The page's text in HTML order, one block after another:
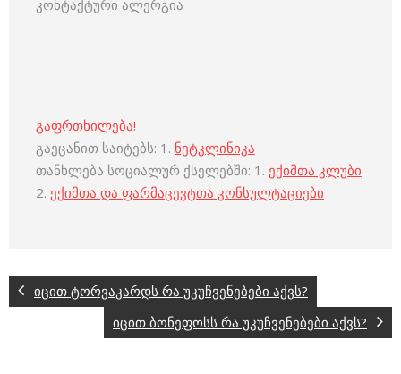
კონტაქტური ალერგია
გაფრთხილება!
გაეცანით საიტებს: 1. ნეტკლინიკა
თანხლება სოციალურ ქსელებში: 1. ექიმთა კლუბი
2. ექიმთა და ფარმაცევტთა კონსულტაციები
იცით ტორვაკარდს რა უკუჩვენებები აქვს?
იცით ბონეფოსს რა უკუჩვენებები აქვს?